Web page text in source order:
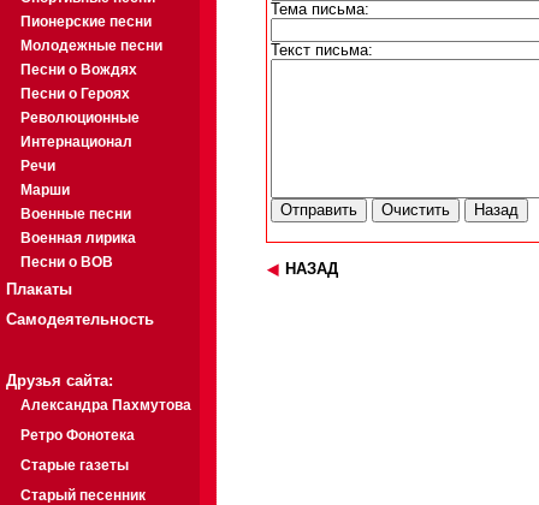
Пионерские песни
Молодежные песни
Песни о Вождях
Песни о Героях
Революционные
Интернационал
Речи
Марши
Военные песни
Военная лирика
Песни о ВОВ
Плакаты
Самодеятельность
Друзья сайта:
Александра Пахмутова
Ретро Фонотека
Старые газеты
Старый песенник
Тема письма:
Текст письма:
НАЗАД